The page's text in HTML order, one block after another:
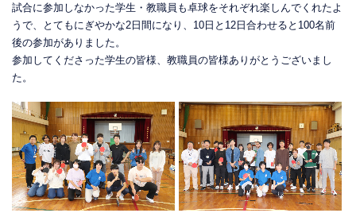
試合に参加しなかった学生・教職員も卓球をそれぞれ楽しんでくれたよ
うで、とてもにぎやかな2日間になり、10日と12日合わせると100名前
後の参加がありました。
参加してくださった学生の皆様、教職員の皆様ありがとうございまし
た。